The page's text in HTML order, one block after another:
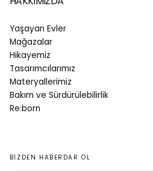
Yaşayan Evler
Mağazalar
Hikayemiz
Tasarımcılarımız
Materyallerimiz
Bakım ve Sürdürülebilirlik
Re:born
BIZDEN HABERDAR OL